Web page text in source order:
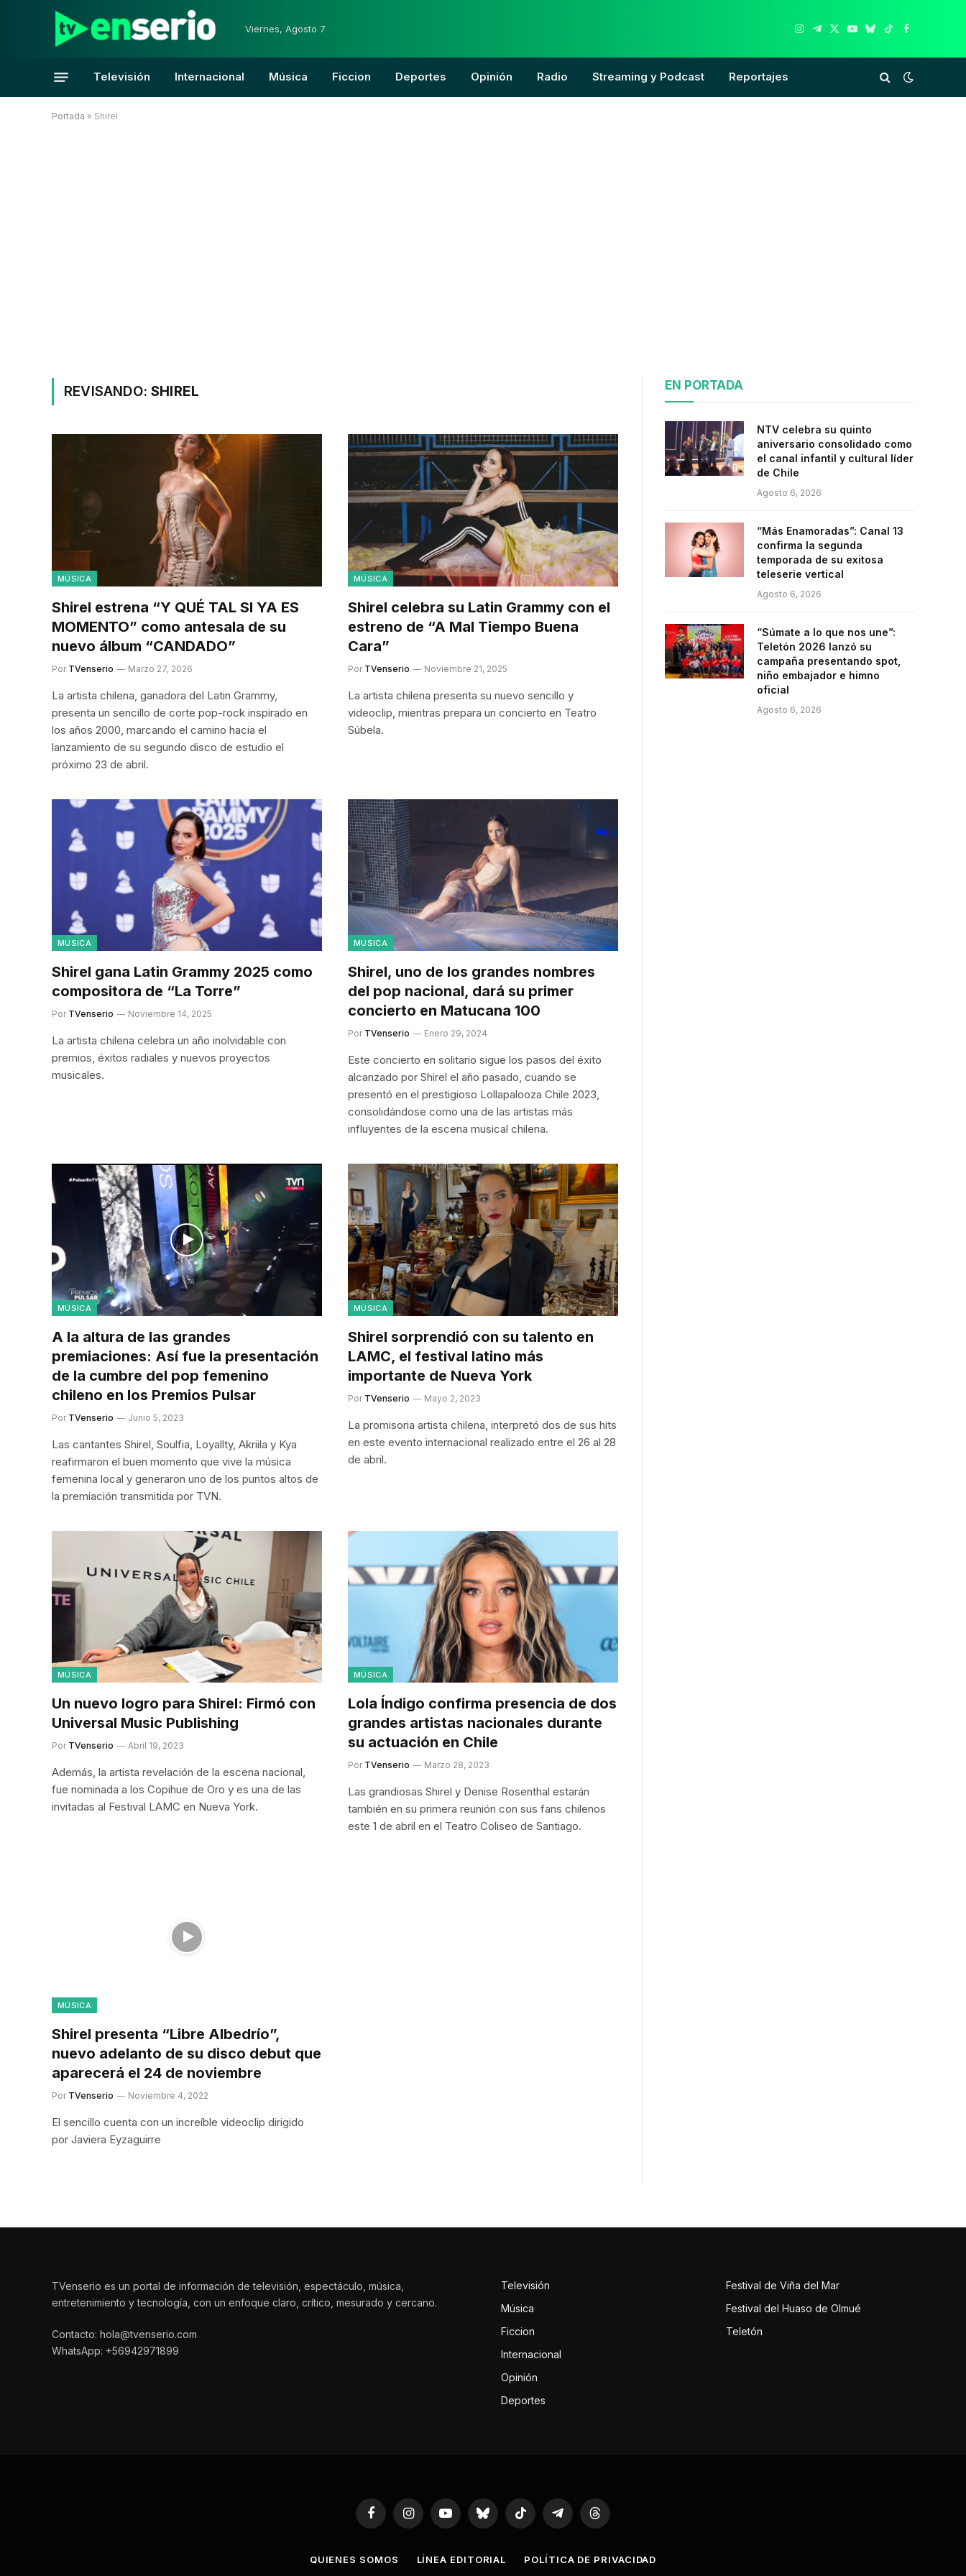
Viernes, Agosto 7
Instagram
Telegram
X
YouTube
Bluesky
TikTokFacebook
Televisión Internacional Música Ficcion Deportes Opinión Radio Streaming y Podcast Reportajes
Portada » Shirel
REVISANDO:SHIREL
MÚSICA
Shirel estrena “Y QUÉ TAL SI YA ES
MOMENTO” como antesala de su
nuevo álbum “CANDADO”
Por TVenserio Marzo 27, 2026
La artista chilena, ganadora del Latin Grammy,
presenta un sencillo de corte pop-rock inspirado en
los años 2000, marcando el camino hacia el
lanzamiento de su segundo disco de estudio el
próximo 23 de abril.
MÚSICA
Shirel celebra su Latin Grammy con el
estreno de “A Mal Tiempo Buena
Cara”
Por TVenserio Noviembre 21, 2025
La artista chilena presenta su nuevo sencillo y
videoclip, mientras prepara un concierto en Teatro
Súbela.
MÚSICA
Shirel gana Latin Grammy 2025 como
compositora de “La Torre”
Por TVenserio Noviembre 14, 2025
La artista chilena celebra un año inolvidable con
premios, éxitos radiales y nuevos proyectos
musicales.
MÚSICA
Shirel, uno de los grandes nombres
del pop nacional, dará su primer
concierto en Matucana 100
Por TVenserio Enero 29, 2024
Este concierto en solitario sigue los pasos del éxito
alcanzado por Shirel el año pasado, cuando se
presentó en el prestigioso Lollapalooza Chile 2023,
consolidándose como una de las artistas más
influyentes de la escena musical chilena.
MÚSICA
A la altura de las grandes
premiaciones: Así fue la presentación
de la cumbre del pop femenino
chileno en los Premios Pulsar
Por TVenserio Junio 5, 2023
Las cantantes Shirel, Soulfia, Loyallty, Akriila y Kya
reafirmaron el buen momento que vive la música
femenina local y generaron uno de los puntos altos de
la premiación transmitida por TVN.
MÚSICA
Shirel sorprendió con su talento en
LAMC, el festival latino más
importante de Nueva York
Por TVenserio Mayo 2, 2023
La promisoria artista chilena, interpretó dos de sus hits
en este evento internacional realizado entre el 26 al 28
de abril.
MÚSICA
Un nuevo logro para Shirel: Firmó con
Universal Music Publishing
Por TVenserio Abril 19, 2023
Además, la artista revelación de la escena nacional,
fue nominada a los Copihue de Oro y es una de las
invitadas al Festival LAMC en Nueva York.
MÚSICA
Lola Índigo confirma presencia de dos
grandes artistas nacionales durante
su actuación en Chile
Por TVenserio Marzo 28, 2023
Las grandiosas Shirel y Denise Rosenthal estarán
también en su primera reunión con sus fans chilenos
este 1 de abril en el Teatro Coliseo de Santiago.
MÚSICA
Shirel presenta “Libre Albedrío”,
nuevo adelanto de su disco debut que
aparecerá el 24 de noviembre
Por TVenserio Noviembre 4, 2022
El sencillo cuenta con un increíble videoclip dirigido
por Javiera Eyzaguirre
EN PORTADA
NTV celebra su quinto
aniversario consolidado como
el canal infantil y cultural líder
de Chile
Agosto 6, 2026
“Más Enamoradas”: Canal 13
confirma la segunda
temporada de su exitosa
teleserie vertical
Agosto 6, 2026
“Súmate a lo que nos une”:
Teletón 2026 lanzó su
campaña presentando spot,
niño embajador e himno
oficial
Agosto 6, 2026
TVenserio es un portal de información de televisión, espectáculo, música,
entretenimiento y tecnología, con un enfoque claro, crítico, mesurado y cercano.
Contacto: hola@tvenserio.com
WhatsApp: +56942971899
Televisión
Música
Ficcion
Internacional
Opinión
Deportes
Festival de Viña del Mar
Festival del Huaso de Olmué
Teletón
FacebookInstagramYouTubeBluesky TikTok TelegramThreads
QUIENES SOMOS LÍNEA EDITORIAL POLÍTICA DE PRIVACIDAD